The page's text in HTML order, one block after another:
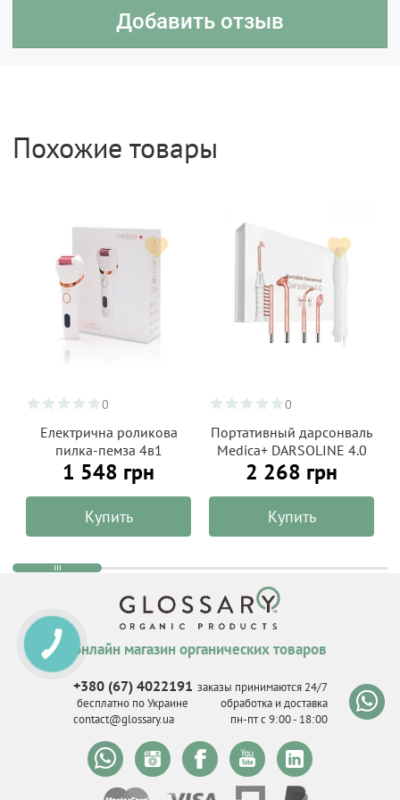
Похожие товары
0
Електрична роликова
пилка-пемза 4в1
BodyControl 4v1 Medica+
1 548 грн
Купить
0
Портативный дарсонваль
Medica+ DARSOLINE 4.0
2 268 грн
Купить
онлайн магазин органических товаров
+380 (67) 4022191
бесплатно по Украине
contact@glossary.ua
заказы принимаются 24/7
обработка и доставка
пн-пт с 9:00 - 18:00
КНОПКА
СВЯЗИ